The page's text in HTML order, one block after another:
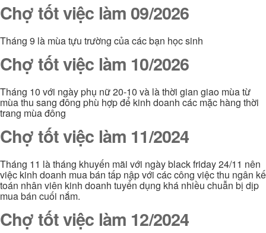
Chợ tốt việc làm 09/2026
Tháng 9 là mùa tựu trường của các bạn học sinh
Chợ tốt việc làm 10/2026
Tháng 10 với ngày phụ nữ 20-10 và là thời gian giao mùa từ
mùa thu sang đông phù hợp để kinh doanh các mặc hàng thời
trang mùa đông
Chợ tốt việc làm 11/2024
Tháng 11 là tháng khuyến mãi với ngày black friday 24/11 nên
việc kinh doanh mua bán tấp nập với các công việc thu ngân kế
toán nhân viên kinh doanh tuyển dụng khá nhiều chuẫn bị dịp
mua bán cuối nắm.
Chợ tốt việc làm 12/2024